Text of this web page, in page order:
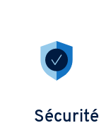
Sécurité